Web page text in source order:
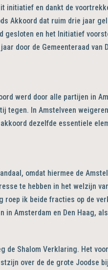
initiatief en dankt de
Akkoord dat ruim drie jaar
en het Initiatief
door de Gemeenteraad van
werd door alle partijen in
tegen. In Amstelveen
dezelfde essentiele
omdat hiermee de
te hebben in het welzijn
roep ik beide fracties op de
Amsterdam en Den Haag,
de Shalom Verklaring. Het
over de de grote Joodse